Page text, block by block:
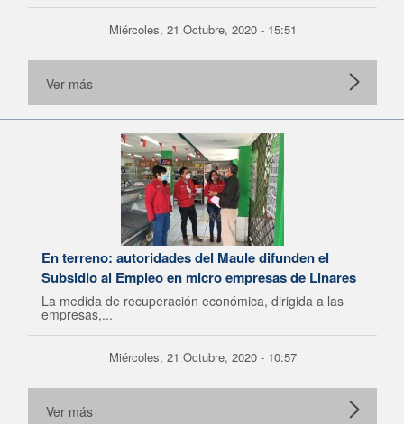
Miércoles, 21 Octubre, 2020 - 15:51
Ver más
En terreno: autoridades del Maule difunden el
Subsidio al Empleo en micro empresas de Linares
La medida de recuperación económica, dirigida a las
empresas,...
Miércoles, 21 Octubre, 2020 - 10:57
Ver más